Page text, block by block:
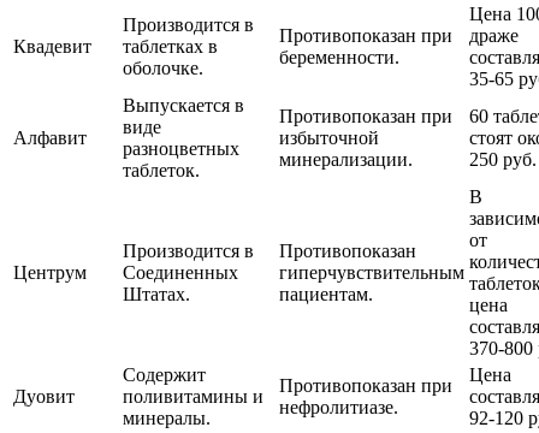
Квадевит
Производится в
таблетках в
оболочке.
Противопоказан при
беременности.
Цена
драже
35-65
Алфавит
Выпускается в
виде
разноцветных
таблеток.
Противопоказан при
избыточной
минерализации.
60
стоят
250 руб.
Центрум
Производится в
Соединенных
Штатах.
Противопоказан
гиперчувствительным
пациентам.
В
от
цена
370-800
Дуовит
Содержит
поливитамины и
минералы.
Противопоказан при
нефролитиазе.
Цена
92-120